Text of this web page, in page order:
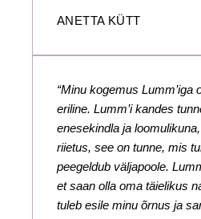
ANETTA KÜTT
“Minu kogemus Lumm’iga
eriline. Lumm’i kandes
enesekindla ja
riietus, see on tunne, mis
peegeldub väljapoole.
et saan olla oma täielikus
tuleb esile minu õrnus ja